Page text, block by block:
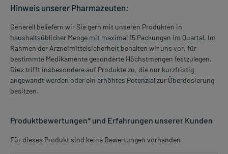
Hinweis unserer Pharmazeuten:
Generell beliefern wir Sie gern mit unseren Produkten in
haushaltsüblicher Menge mit maximal 15 Packungen im Quartal. Im
Rahmen der Arzneimittelsicherheit behalten wir uns vor, für
bestimmte Medikamente gesonderte Höchstmengen festzulegen.
Dies trifft insbesondere auf Produkte zu, die nur kurzfristig
angewandt werden oder ein erhöhtes Potenzial zur Überdosierung
besitzen.
Produktbewertungen* und Erfahrungen unserer Kunden
Für dieses Produkt sind keine Bewertungen vorhanden